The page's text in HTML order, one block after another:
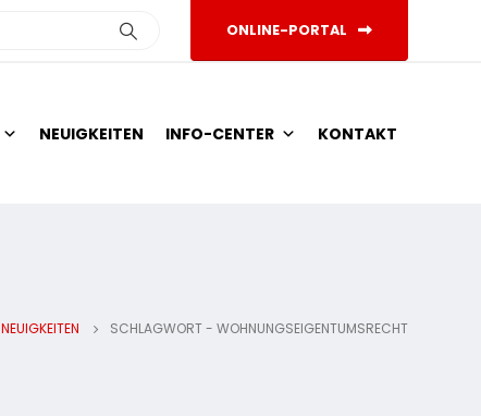
ONLINE-PORTAL
NEUIGKEITEN INFO-CENTER KONTAKT
NEUIGKEITEN SCHLAGWORT - WOHNUNGSEIGENTUMSRECHT